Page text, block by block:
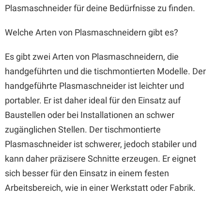
Plasmaschneider für deine Bedürfnisse zu finden.
Welche Arten von Plasmaschneidern gibt es?
Es gibt zwei Arten von Plasmaschneidern, die
handgeführten und die tischmontierten Modelle. Der
handgeführte Plasmaschneider ist leichter und
portabler. Er ist daher ideal für den Einsatz auf
Baustellen oder bei Installationen an schwer
zugänglichen Stellen. Der tischmontierte
Plasmaschneider ist schwerer, jedoch stabiler und
kann daher präzisere Schnitte erzeugen. Er eignet
sich besser für den Einsatz in einem festen
Arbeitsbereich, wie in einer Werkstatt oder Fabrik.